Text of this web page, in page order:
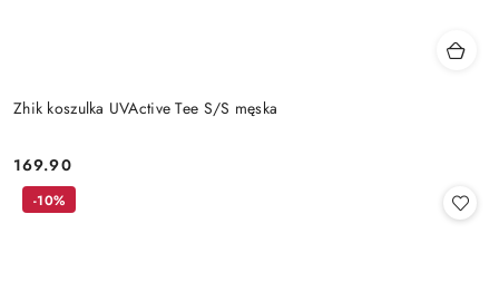
Zhik koszulka UVActive Tee S/S męska
Cena:
169.90
-10%